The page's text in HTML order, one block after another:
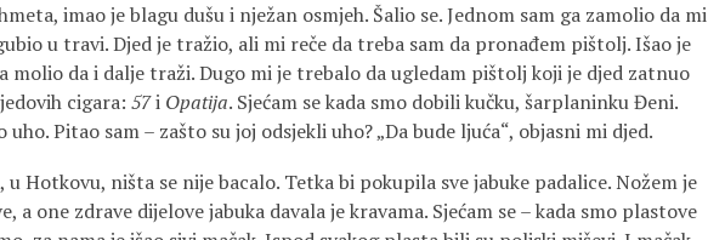
imao je blagu dušu i nježan osmjeh. Šalio se. Jednom sam ga zamolio da mi
u travi. Djed je tražio, ali mi reče da treba sam da pronađem pištolj. Išao je
molio da i dalje traži. Dugo mi je trebalo da ugledam pištolj koji je djed zatnuo
cigara: 57i Opatija. Sjećam se kada smo dobili kučku, šarplaninku Đeni.
Pitao sam – zašto su joj odsjekli uho? „Da bude ljuća“, objasni mi djed.
u Hotkovu, ništa se nije bacalo. Tetka bi pokupila sve jabuke padalice. Nožem je
a one zdrave dijelove jabuka davala je kravama. Sjećam se – kada smo plastove